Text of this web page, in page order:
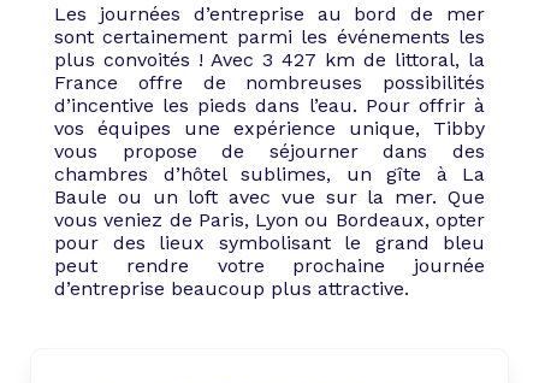
Les journées d’entreprise au bord de mer
sont certainement parmi les événements les
plus convoités ! Avec 3 427 km de littoral, la
France offre de nombreuses possibilités
d’incentive les pieds dans l’eau. Pour offrir à
vos équipes une expérience unique, Tibby
vous propose de séjourner dans des
chambres d’hôtel sublimes, un gîte à La
Baule ou un loft avec vue sur la mer. Que
vous veniez de Paris, Lyon ou Bordeaux, opter
pour des lieux symbolisant le grand bleu
peut rendre votre prochaine journée
d’entreprise beaucoup plus attractive.